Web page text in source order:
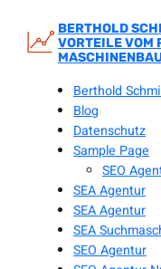
Inhalt
springen
BERTHOLD
VORTEILE VOM
Berthold
Blog
Datenschutz
Sample Page
SEO
SEA Agentur
SEA Agentur
SEA
SEO Agentur